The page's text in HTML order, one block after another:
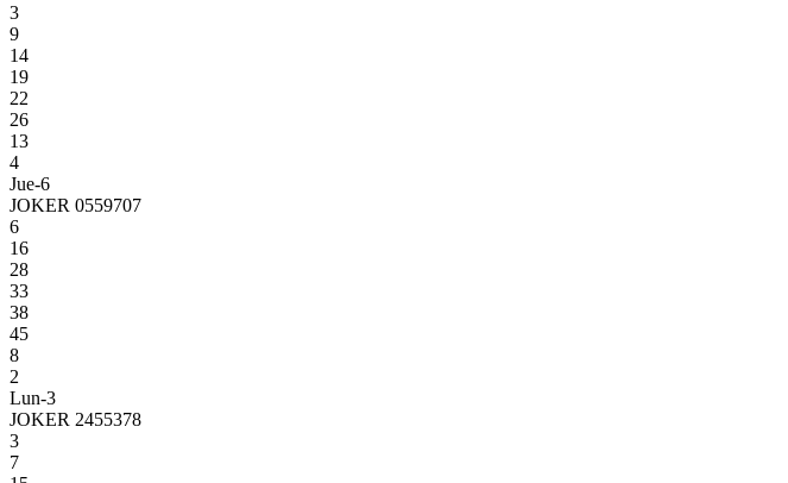
3
9
14
19
22
26
13
4
Jue-6
JOKER 0559707
6
16
28
33
38
45
8
2
Lun-3
JOKER 2455378
3
7